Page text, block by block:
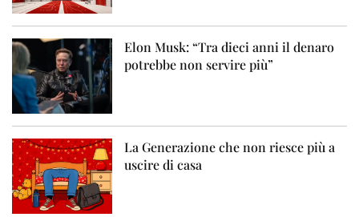
Elon Musk: “Tra dieci anni il denaro
potrebbe non servire più”
La Generazione che non riesce più a
uscire di casa